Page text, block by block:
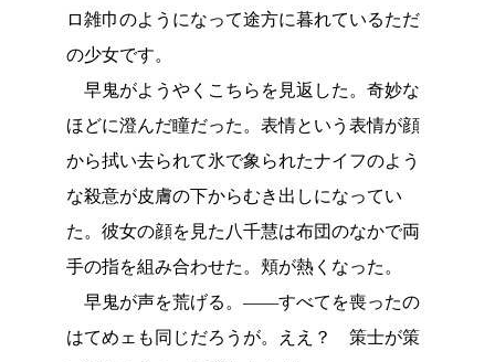
ロ雑巾のようになって途方に暮れているただ
の少女です。
早鬼がようやくこちらを見返した。奇妙な
ほどに澄んだ瞳だった。表情という表情が顔
から拭い去られて氷で象られたナイフのよう
な殺意が皮膚の下からむき出しになってい
た。彼女の顔を見た八千慧は布団のなかで両
手の指を組み合わせた。頬が熱くなった。
早鬼が声を荒げる。――すべてを喪ったの
はてめェも同じだろうが。ええ？ 策士が策